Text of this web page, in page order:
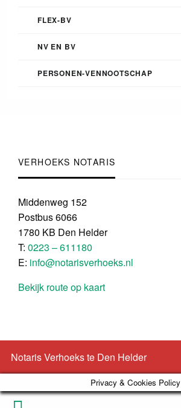
FLEX-BV
NV EN BV
PERSONEN-VENNOOTSCHAP
VERHOEKS NOTARIS
Middenweg 152
Postbus 6066
1780 KB Den Helder
T: 0223 – 611180
E: info@notarisverhoeks.nl
Bekijk route op kaart
Notaris Verhoeks te Den Helder
Privacy & Cookies Policy